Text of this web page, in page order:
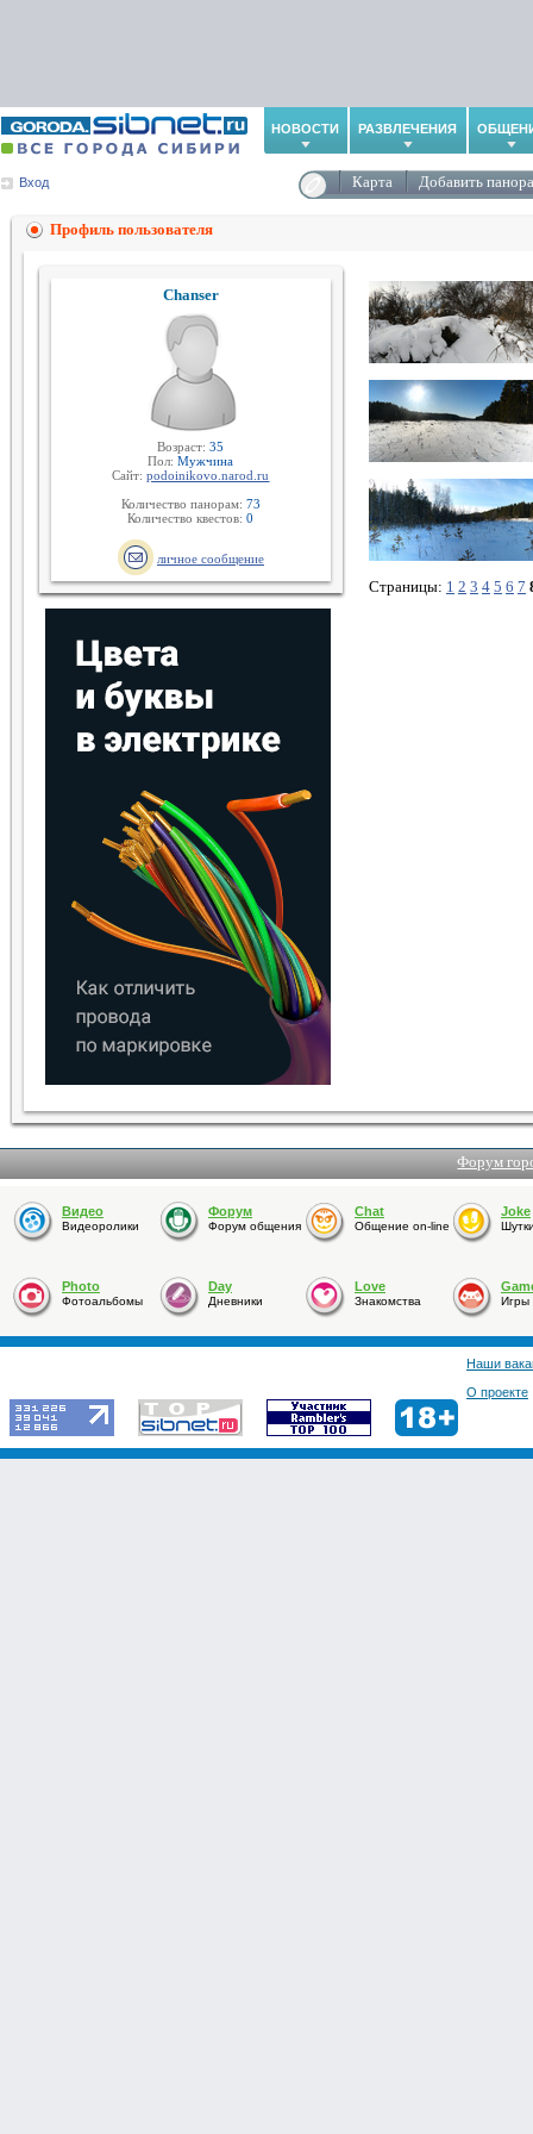
НОВОСТИ РАЗВЛЕЧЕНИЯ
Вход Карта Добавить
Профиль пользователя
Chanser
Возраст:35
Пол:Мужчина
Сайт:podoinikovo.narod.ru
Количество панорам: 73
Количество квестов:0
личное сообщение
Страницы: 1 2 3 4 5 6 7
Форум
Видео
Видеоролики
Форум
Форум общения
Chat
Общение on-line
Joke
Photo
Фотоальбомы
Day
Дневники
Love
Знакомства Игры
Наши
О проекте